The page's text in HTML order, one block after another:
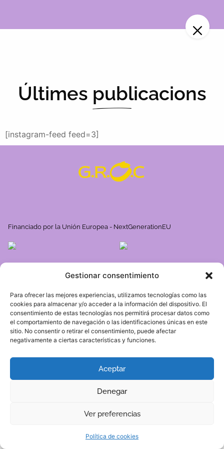
Gestionar consentimiento
Para ofrecer las mejores experiencias, utilizamos tecnologías como las
cookies para almacenar y/o acceder a la información del dispositivo. El
consentimiento de estas tecnologías nos permitirá procesar datos como
el comportamiento de navegación o las identificaciones únicas en este
sitio. No consentir o retirar el consentimiento, puede afectar
negativamente a ciertas características y funciones.
Aceptar
Denegar
Ver preferencias
Política de cookies
Últimes publicacions
[instagram-feed feed=3]
Financiado por la Unión Europea - NextGenerationEU
jmbaiget@grochotels.com
Español
Copyright © 2002 - 2026 Groc Hotels S.L | Dissenyat i